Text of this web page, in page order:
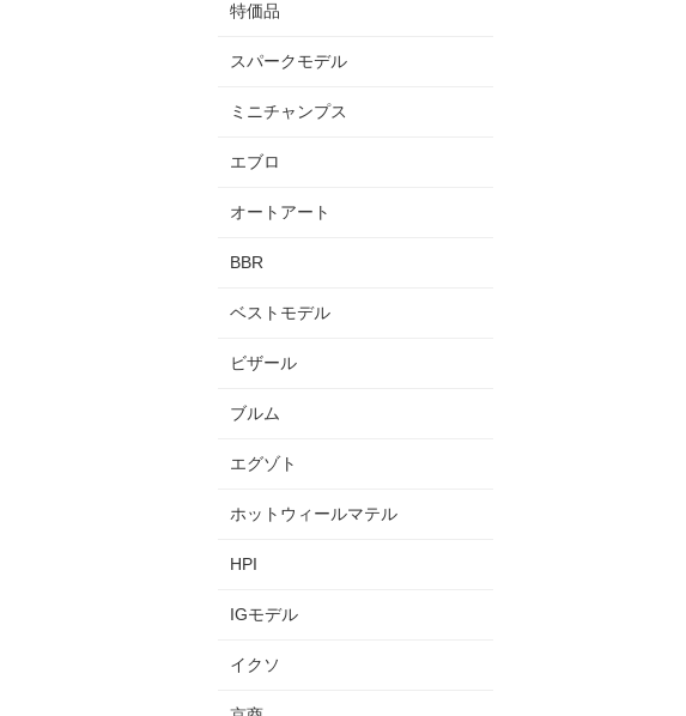
特価品
スパークモデル
ミニチャンプス
エブロ
オートアート
BBR
ベストモデル
ビザール
ブルム
エグゾト
ホットウィールマテル
HPI
IGモデル
イクソ